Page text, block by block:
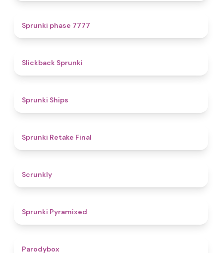
Sprunki phase 7777
Slickback Sprunki
Sprunki Ships
Sprunki Retake Final
Scrunkly
Sprunki Pyramixed
Parodybox